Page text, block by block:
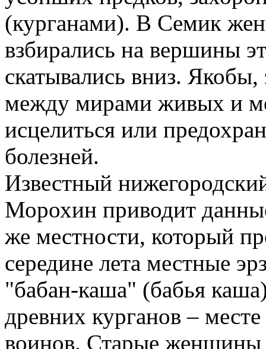
(курганами). В Семик
взбирались на вершины
скатывались вниз. Якобы,
между мирами живых и
исцелиться или
болезней.
Известный
Морохин приводит
же местности, который
середине лета местные
"бабан-каша" (бабья
древних курганов –
воинов. Старые женщины